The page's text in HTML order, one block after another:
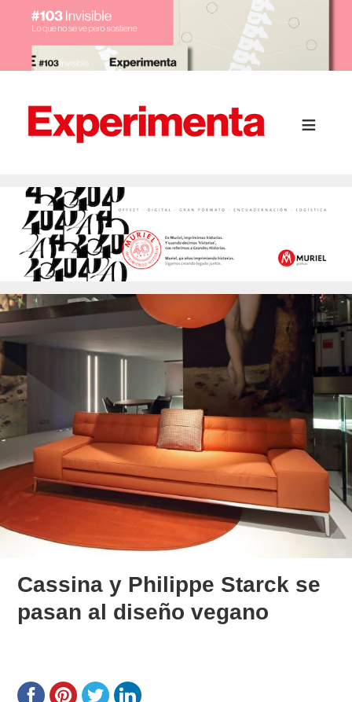
Cassina y Philippe Starck se
pasan al diseño vegano